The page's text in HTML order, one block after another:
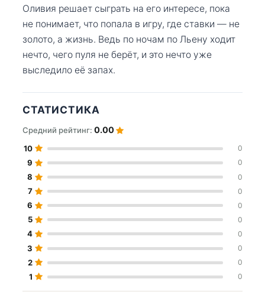
Оливия решает сыграть на его интересе, пока
не понимает, что попала в игру, где ставки — не
золото, а жизнь. Ведь по ночам по Льену ходит
нечто, чего пуля не берёт, и это нечто уже
выследило её запах.
СТАТИСТИКА
Средний рейтинг: 0.00
10 0
9 0
8 0
7 0
6 0
5 0
4 0
3 0
2 0
1 0